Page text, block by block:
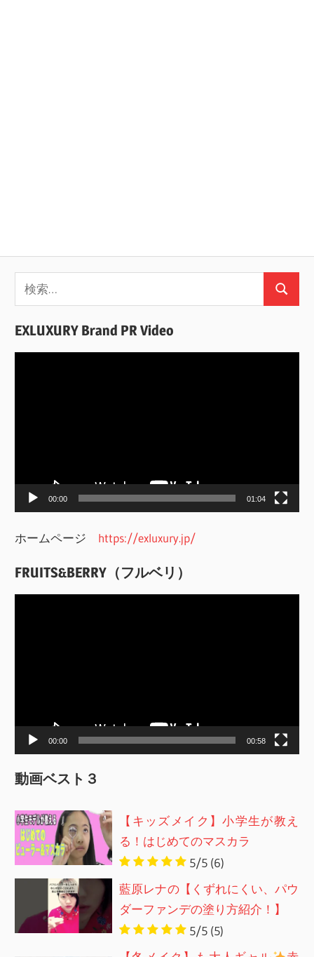
索:
検
EXLUXURY Brand PR Video
ー
00:00 01:04
ホームページ https://exluxury.jp/
FRUITS&BERRY（フルベリ）
ー
00:00 00:58
動画ベスト３
【キッズメイク】小学生が教え
る！はじめてのマスカラ
5/5 (6)
藍原レナの【くずれにくい、パウ
ダーファンデの塗り方紹介！】
5/5 (5)